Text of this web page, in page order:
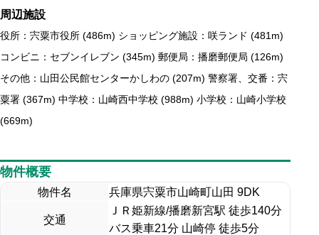
周辺施設
役所：宍粟市役所 (486m) ショッピング施設：咲ランド (481m)
コンビニ：セブンイレブン (345m) 郵便局：播磨郵便局 (126m)
その他：山田公民館センターかしわの (207m) 警察署、交番：宍
粟署 (367m) 中学校：山崎西中学校 (988m) 小学校：山崎小学校
(669m)
物件概要
物件名 兵庫県宍粟市山崎町山田 9DK
交通
ＪＲ姫新線/播磨新宮駅 徒歩140分
バス乗車21分 山崎停 徒歩5分